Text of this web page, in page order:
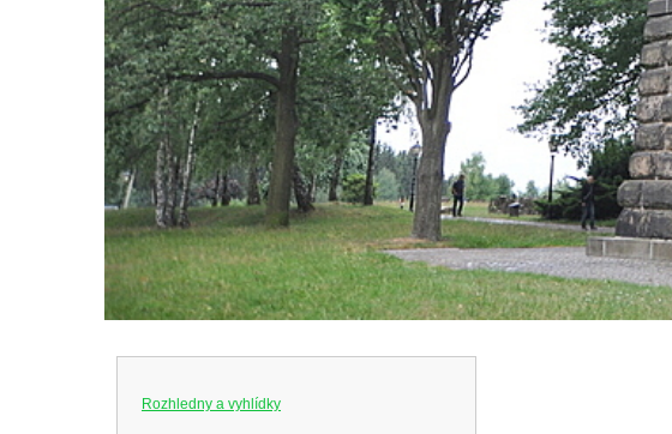
Rozhledny a vyhlídky